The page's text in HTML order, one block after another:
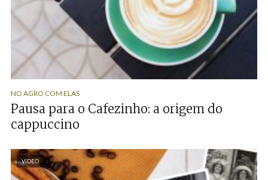
NO AGRO COM ELAS
Pausa para o Cafezinho: a origem do
cappuccino
VÍDEO